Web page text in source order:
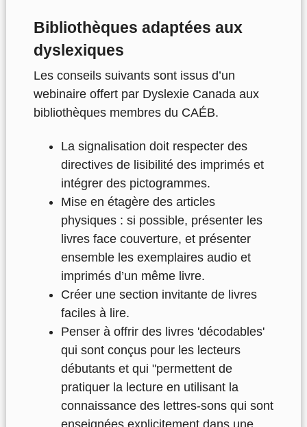
Bibliothèques adaptées aux
dyslexiques
Les conseils suivants sont issus d’un
webinaire offert par Dyslexie Canada aux
bibliothèques membres du CAÉB.
La signalisation doit respecter des
directives de lisibilité des imprimés et
intégrer des pictogrammes.
Mise en étagère des articles
physiques : si possible, présenter les
livres face couverture, et présenter
ensemble les exemplaires audio et
imprimés d’un même livre.
Créer une section invitante de livres
faciles à lire.
Penser à offrir des livres 'décodables'
qui sont conçus pour les lecteurs
débutants et qui "permettent de
pratiquer la lecture en utilisant la
connaissance des lettres-sons qui sont
enseignées explicitement dans une